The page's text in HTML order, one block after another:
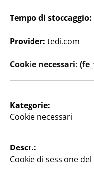
La nostra categoria
varietà di materiali e
supportarvi nella
creative.
Da semplici
nostri prodotti sono
Tempo di stoccaggio:
Provider: tedi.com
Cookie necessari:
Kategorie:
Cookie necessari
Descr.:
Cookie di sessione